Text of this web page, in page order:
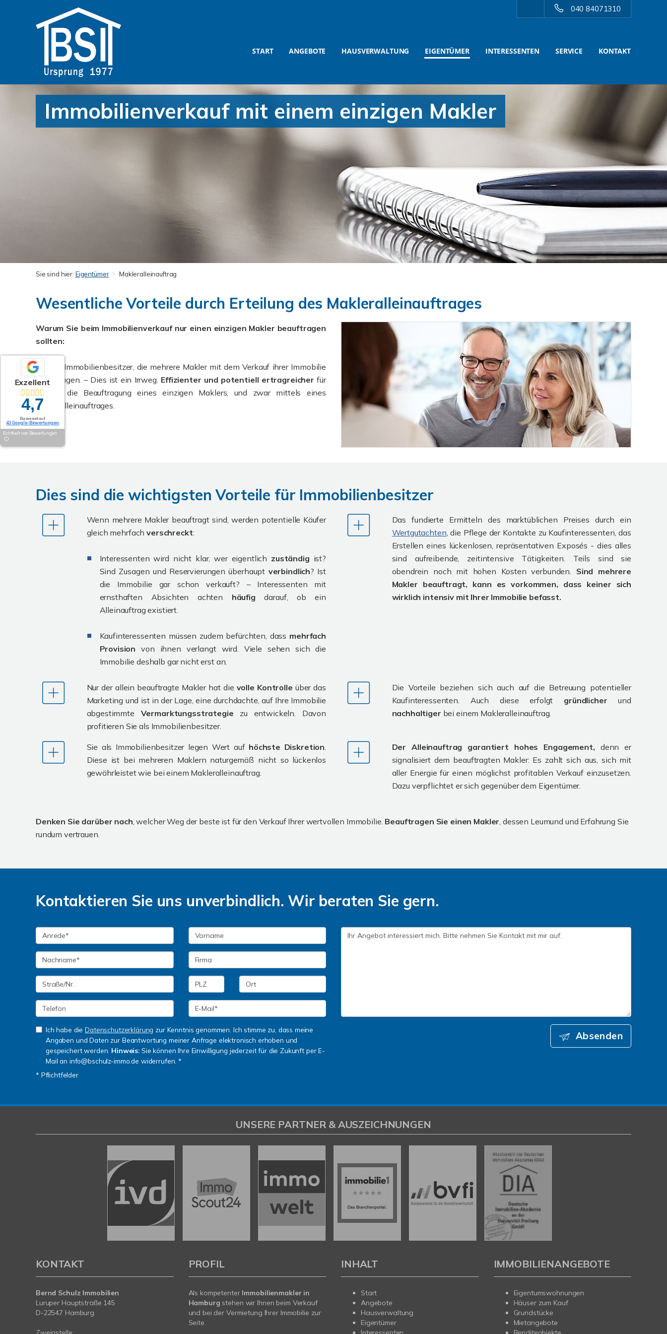
040 84071310
START ANGEBOTE HAUSVERWALTUNG EIGENTÜMER INTERESSENTEN SERVICE KONTAKT
Immobilienverkauf mit einem einzigen Makler
Sie sind hier: Eigentümer Makleralleinauftrag
Wesentliche Vorteile durch Erteilung des Makleralleinauftrages
Warum Sie beim Immobilienverkauf nur einen einzigen Makler beauftragen
sollten:
Es gibt Immobilienbesitzer, die mehrere Makler mit dem Verkauf ihrer Immobilie
beauftragen. – Dies ist ein Irrweg. Effizienter und potentiell ertragreicher für
Sie ist die Beauftragung eines einzigen Maklers, und zwar mittels eines
Makleralleinauftrages.
Dies sind die wichtigsten Vorteile für Immobilienbesitzer
Wenn mehrere Makler beauftragt sind, werden potentielle Käufer
gleich mehrfachverschreckt:
Interessenten wird nicht klar, wer eigentlich zuständig ist?
Sind Zusagen und Reservierungen überhaupt verbindlich? Ist
die Immobilie gar schon verkauft? – Interessenten mit
ernsthaften Absichten achten häufigdarauf, ob ein
Alleinauftrag existiert.
Kaufinteressenten müssen zudem befürchten, dass mehrfach
Provision von ihnen verlangt wird. Viele sehen sich die
Immobilie deshalb gar nicht erst an.
Das fundierte Ermitteln des marktüblichen Preises durch ein
Wertgutachten, die Pflege der Kontakte zu Kaufinteressenten, das
Erstellen eines lückenlosen, repräsentativen Exposés - dies alles
sind aufreibende, zeitintensive Tätigkeiten. Teils sind sie
obendrein noch mit hohen Kosten verbunden. Sind mehrere
Makler beauftragt, kann es vorkommen, dass keiner sich
wirklich intensiv mit Ihrer Immobilie befasst.
Nur der allein beauftragte Makler hat die volle Kontrolle über das
Marketing und ist in der Lage, eine durchdachte, auf Ihre Immobilie
abgestimmte Vermarktungsstrategie zu entwickeln. Davon
profitieren Sie als Immobilienbesitzer.
Die Vorteile beziehen sich auch auf die Betreuung potentieller
Kaufinteressenten. Auch diese erfolgt gründlicherund
nachhaltiger bei einem Makleralleinauftrag.
Sie als Immobilienbesitzer legen Wert auf höchste Diskretion.
Diese ist bei mehreren Maklern naturgemäß nicht so lückenlos
gewährleistet wie bei einem Makleralleinauftrag.
Der Alleinauftrag garantiert hohes Engagement, denn er
signalisiert dem beauftragten Makler: Es zahlt sich aus, sich mit
aller Energie für einen möglichst profitablen Verkauf einzusetzen.
Dazu verpflichtet er sich gegenüber dem Eigentümer.
Denken Sie darüber nach, welcher Weg der beste ist für den Verkauf Ihrer wertvollen Immobilie. Beauftragen Sie einen Makler, dessen Leumund und Erfahrung Sie
rundum vertrauen.
Kontaktieren Sie uns unverbindlich. Wir beraten Sie gern.
Ich habe dieDatenschutzerklärung zur Kenntnis genommen. Ich stimme zu, dass meine
Angaben und Daten zur Beantwortung meiner Anfrage elektronisch erhoben und
gespeichert werden. Hinweis:Sie können Ihre Einwilligung jederzeit für die Zukunft per E-
Mail an info@bschulz-immo.de widerrufen. *
* Pflichtfelder
Absenden
Exzellent
4,7
Basierend auf
43 Google-Bewertungen
Echtheit von Bewertungen
UNSERE PARTNER & AUSZEICHNUNGEN
KONTAKT
Bernd Schulz Immobilien
Luruper Hauptstraße 145
D-22547 Hamburg
PROFIL
Als kompetenter Immobilienmakler in
Hamburg stehen wir Ihnen beim Verkauf
und bei der Vermietung Ihrer Immobilie zur
Seite.
INHALT
Start
Angebote
Hausverwaltung
Eigentümer
IMMOBILIENANGEBOTE
Eigentumswohnungen
Häuser zum Kauf
Grundstücke
Mietangebote